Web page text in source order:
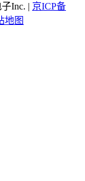
Inc. | 京ICP备
地图